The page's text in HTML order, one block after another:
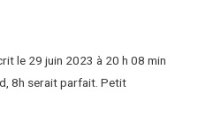
le 29 juin 2023 à 20 h 08 min
8h serait parfait. Petit